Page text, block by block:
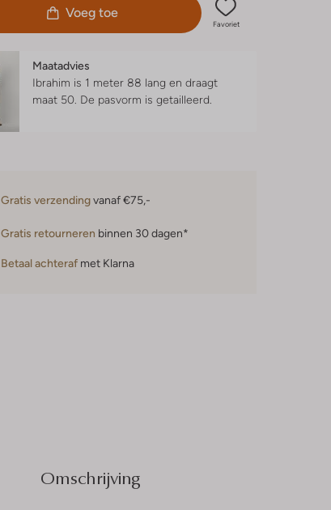
Voeg toe
Favoriet
Maatadvies
Ibrahim is 1 meter 88 lang en draagt
maat 50. De pasvorm isgetailleerd
Gratis verzendingvanaf €75,-
Gratis retourneren binnen 30 dagen*
Betaal achteraf met Klarna
Omschrijving